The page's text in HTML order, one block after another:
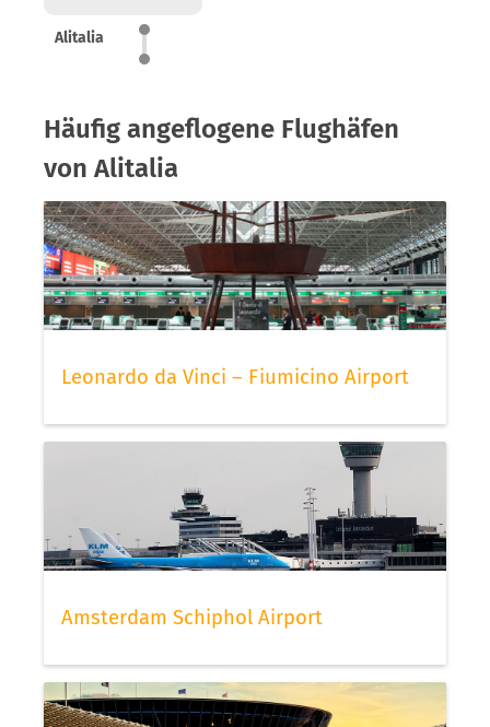
Alitalia
Häufig angeflogene Flughäfen
von Alitalia
Leonardo da Vinci – Fiumicino Airport
Amsterdam Schiphol Airport